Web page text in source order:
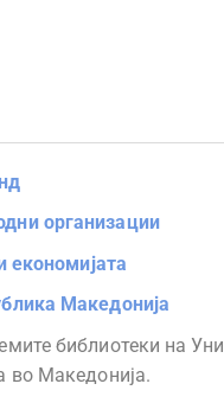
организации
економијата
Македонија
библиотеки на
во Македонија.